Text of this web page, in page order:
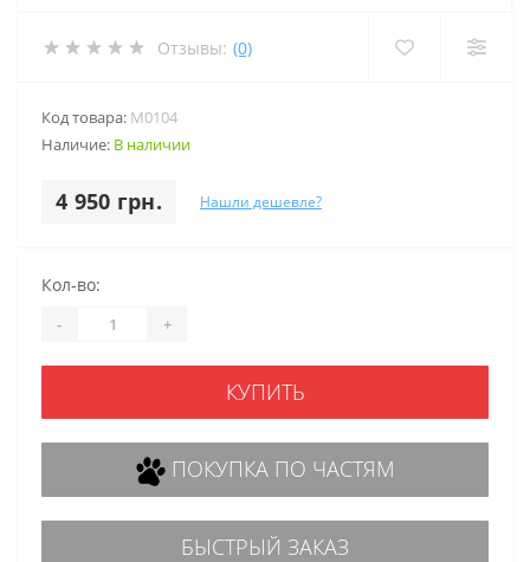
Отзывы: (0)
Код товара: M0104
Наличие: В наличии
4 950 грн. Нашли дешевле?
Кол-во:
- +
КУПИТЬ
ПОКУПКА ПО ЧАСТЯМ
БЫСТРЫЙ ЗАКАЗ